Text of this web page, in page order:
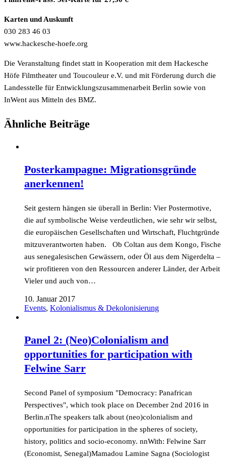
Karten und Auskunft
030 283 46 03
www.hackesche-hoefe.org
Die Veranstaltung findet statt in Kooperation mit dem Hackesche
Höfe Filmtheater und Toucouleur e.V. und mit Förderung durch die
Landesstelle für Entwicklungszusammenarbeit Berlin sowie von
InWent aus Mitteln des BMZ.
Ähnliche Beiträge
Posterkampagne: Migrationsgründe
anerkennen!
Seit gestern hängen sie überall in Berlin: Vier Postermotive,
die auf symbolische Weise verdeutlichen, wie sehr wir selbst,
die europäischen Gesellschaften und Wirtschaft, Fluchtgründe
mitzuverantworten haben. Ob Coltan aus dem Kongo, Fische
aus senegalesischen Gewässern, oder Öl aus dem Nigerdelta –
wir profitieren von den Ressourcen anderer Länder, der Arbeit
Vieler und auch von…
10. Januar 2017
Events, Kolonialismus & Dekolonisierung
Panel 2: (Neo)Colonialism and
opportunities for participation with
Felwine Sarr
Second Panel of symposium "Democracy: Panafrican
Perspectives", which took place on December 2nd 2016 in
Berlin.nThe speakers talk about (neo)colonialism and
opportunities for participation in the spheres of society,
history, politics and socio-economy. nnWith: Felwine Sarr
(Economist, Senegal)Mamadou Lamine Sagna (Sociologist